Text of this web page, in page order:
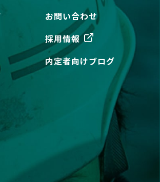
お問い合わせ
採用情報
内定者向けブログ